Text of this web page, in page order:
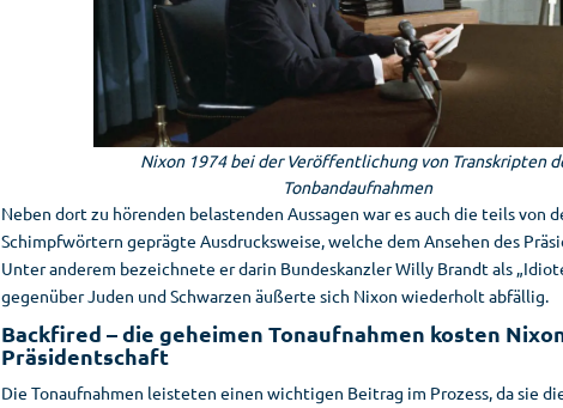
Nixon 1974 bei der Veröffentlichung von Transkripten
Tonbandaufnahmen
Neben dort zu hörenden belastenden Aussagen war es auch die teils von
Schimpfwörtern geprägte Ausdrucksweise, welche dem Ansehen des
Unter anderem bezeichnete er darin Bundeskanzler Willy Brandt als
gegenüber Juden und Schwarzen äußerte sich Nixon wiederholt abfällig.
Backfired – die geheimen Tonaufnahmen kosten
Präsidentschaft
Die Tonaufnahmen leisteten einen wichtigen Beitrag im Prozess, da sie